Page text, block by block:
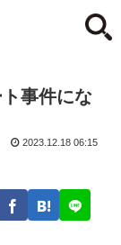
事件にな
2023.12.18 06:15